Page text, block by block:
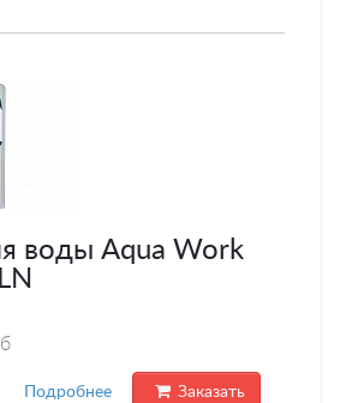
воды Aqua Work
Подробнее Заказать